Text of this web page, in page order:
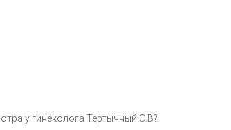
у гинеколога Тертычный С.В?